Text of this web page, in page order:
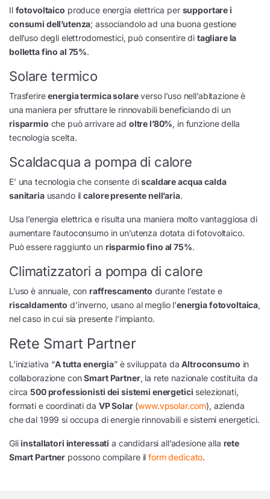
Il fotovoltaico produce energia elettrica per supportare i
consumi dell’utenza; associandolo ad una buona gestione
dell’uso degli elettrodomestici, può consentire di tagliare la
bolletta fino al 75%.
Solare termico
Trasferireenergia termica solareverso l’uso nell’abitazione è
una maniera per sfruttare le rinnovabili beneficiando di un
risparmio che può arrivare ad oltre l’80%, in funzione della
tecnologia scelta.
Scaldacqua a pompa di calore
E’ una tecnologia che consente discaldare acqua calda
sanitariausando ilcalore presente nell’aria.
Usa l’energia elettrica e risulta una maniera molto vantaggiosa di
aumentare l’autoconsumo in un’utenza dotata di fotovoltaico.
Può essere raggiunto un risparmio fino al 75%.
Climatizzatori a pompa di calore
L’uso è annuale, conraffrescamento durante l’estate e
riscaldamento d’inverno, usano al meglio l’energia fotovoltaica,
nel caso in cui sia presente l’impianto.
Rete Smart Partner
L’iniziativa “A tutta energia” è sviluppata daAltroconsumo in
collaborazione conSmart Partner, la rete nazionale costituita da
circa500 professionisti dei sistemi energetici selezionati,
formati e coordinati da VP Solar(www.vpsolar.com), azienda
che dal 1999 si occupa di energie rinnovabili e sistemi energetici.
Gliinstallatori interessati a candidarsi all’adesione alla rete
Smart Partner possono compilare ilform dedicato.